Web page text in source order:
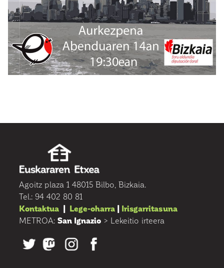
Agoitz plaza 1 48015 Bilbo, Bizkaia.
Tel.: 94 402 80 81
Kontaktua | Lege-oharra | Irisgarritasuna
METROA: San Ignazio > Lekeitio irteera